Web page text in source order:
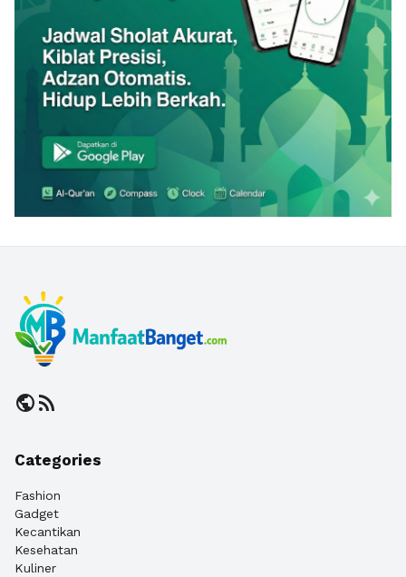
publicrss_feed
Categories
Fashion
Gadget
Kecantikan
Kesehatan
Kuliner